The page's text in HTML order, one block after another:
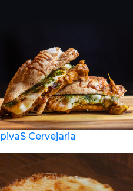
Cervejaria